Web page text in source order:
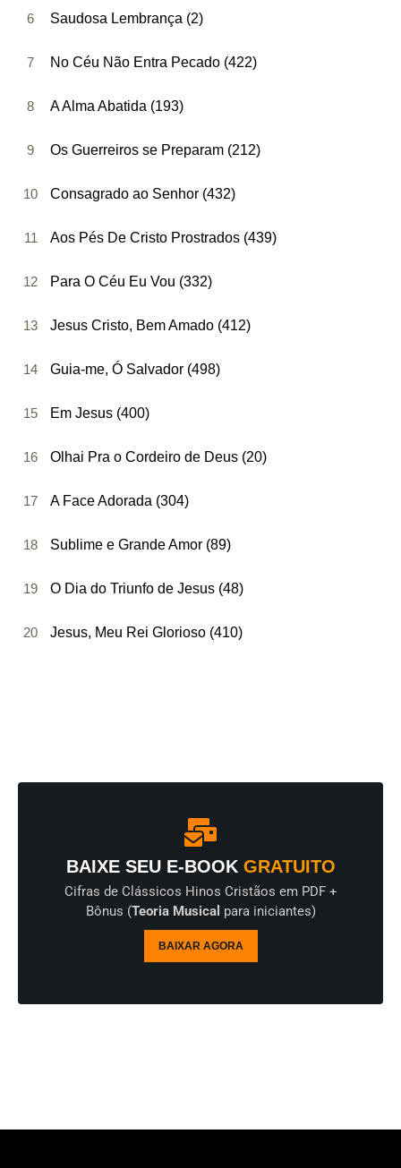
6 Saudosa Lembrança (2)
7 No Céu Não Entra Pecado (422)
8 A Alma Abatida (193)
9 Os Guerreiros se Preparam (212)
10 Consagrado ao Senhor (432)
11 Aos Pés De Cristo Prostrados (439)
12 Para O Céu Eu Vou (332)
13 Jesus Cristo, Bem Amado (412)
14 Guia-me, Ó Salvador (498)
15 Em Jesus (400)
16 Olhai Pra o Cordeiro de Deus (20)
17 A Face Adorada (304)
18 Sublime e Grande Amor (89)
19 O Dia do Triunfo de Jesus (48)
20 Jesus, Meu Rei Glorioso (410)
BAIXE SEU E-BOOKGRATUITO
Cifras de Clássicos Hinos Cristãos em PDF +
Bônus (Teoria Musical para iniciantes)
BAIXAR AGORA